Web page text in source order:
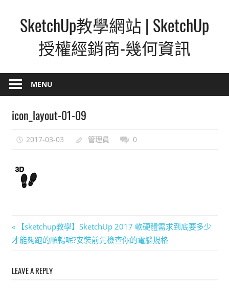
contentSketchUp教學網站 | SketchUp
授權經銷商-幾何資訊
–
最
覺
方
式,
都
能
手
MENU
icon_layout-01-09
2017-03-03 管理員 0
文
章
導
Previous
Post:
【sketchup教學】SketchUp 2017 軟硬體需求到底要多少
才能夠跑的順暢呢?安裝前先檢查你的電腦規格
LEAVE A REPLY